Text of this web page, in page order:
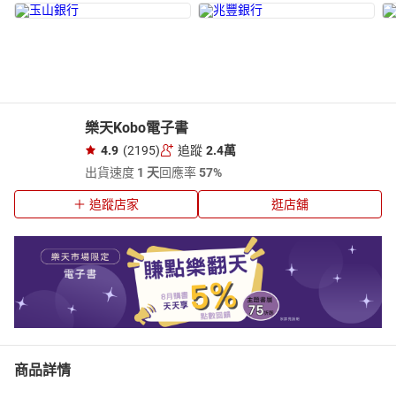
樂天Kobo電子書
4.9 (2195) 追蹤 2.4萬
出貨速度 1 天回應率57%
追蹤店家 逛店舖
商品詳情